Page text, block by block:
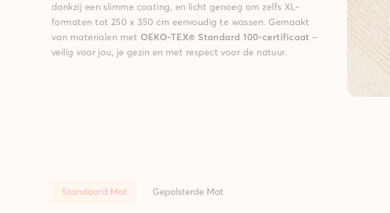
dankzij een slimme coating, en licht genoeg om zelfs XL-
formaten tot 250 x 350 cm eenvoudig te wassen. Gemaakt
van materialen met OEKO-TEX® Standard 100-certificaat –
veilig voor jou, je gezin en met respect voor de natuur.
Standaard Mat Gepolsterde Mat